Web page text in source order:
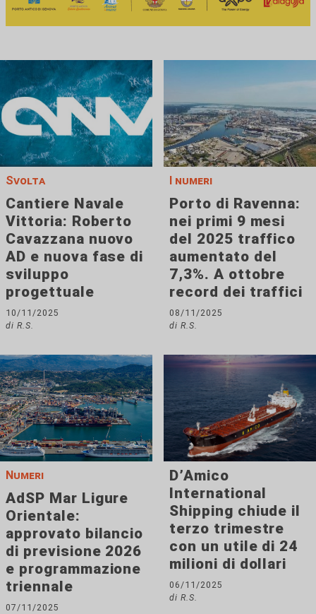
Svolta
Cantiere Navale
Vittoria: Roberto
Cavazzana nuovo
AD e nuova fase di
sviluppo
progettuale
10/11/2025
di R.S.
I numeri
Porto di Ravenna:
nei primi 9 mesi
del 2025 traffico
aumentato del
7,3%. A ottobre
record dei traffici
08/11/2025
di R.S.
Numeri
AdSP Mar Ligure
Orientale:
approvato bilancio
di previsione 2026
e programmazione
triennale
07/11/2025
D’Amico
International
Shipping chiude il
terzo trimestre
con un utile di 24
milioni di dollari
06/11/2025
di R.S.